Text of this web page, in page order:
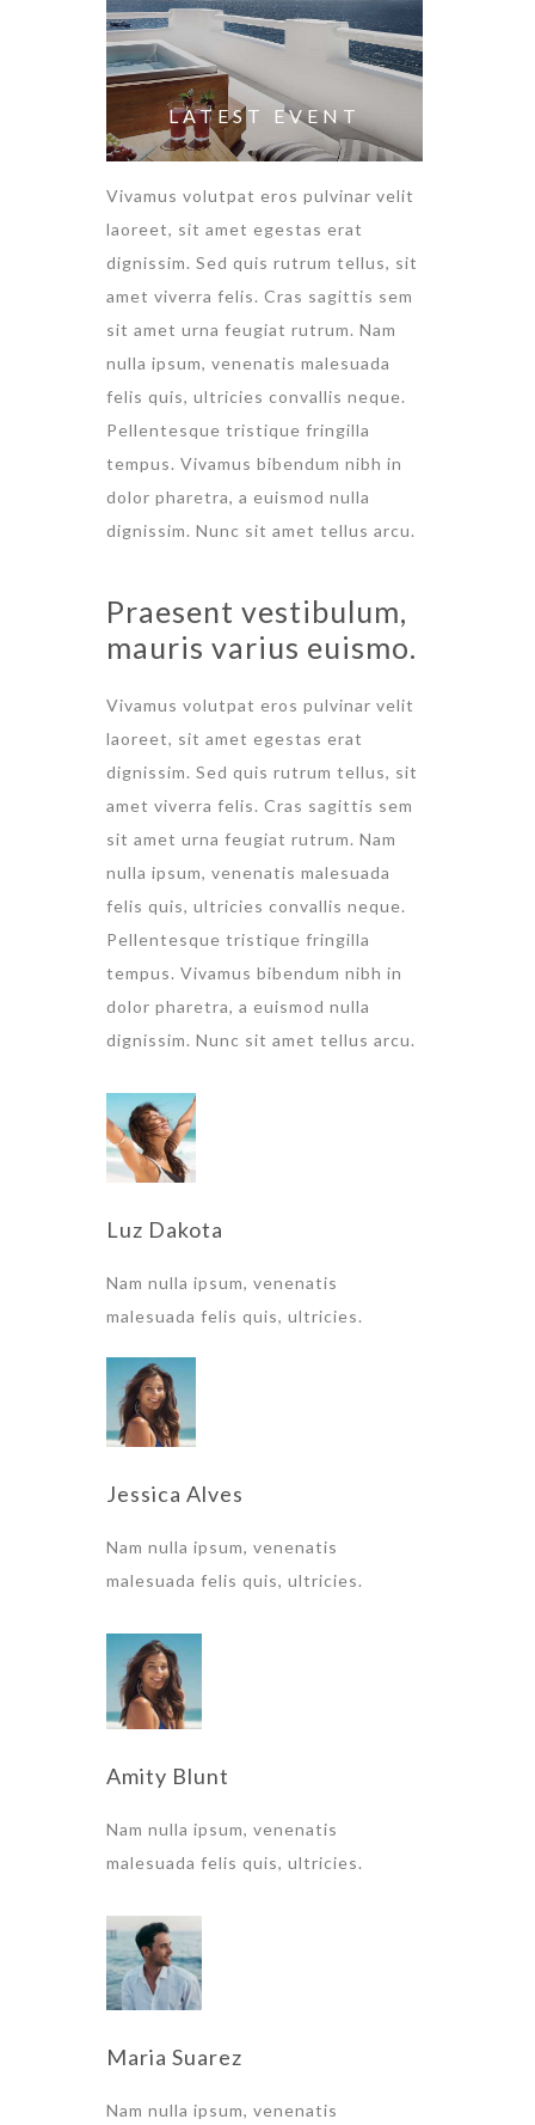
LATEST EVENT
Vivamus volutpat eros pulvinar velit
laoreet, sit amet egestas erat
dignissim. Sed quis rutrum tellus, sit
amet viverra felis. Cras sagittis sem
sit amet urna feugiat rutrum. Nam
nulla ipsum, venenatis malesuada
felis quis, ultricies convallis neque.
Pellentesque tristique fringilla
tempus. Vivamus bibendum nibh in
dolor pharetra, a euismod nulla
dignissim. Nunc sit amet tellus arcu.
Praesent vestibulum,
mauris varius euismo.
Vivamus volutpat eros pulvinar velit
laoreet, sit amet egestas erat
dignissim. Sed quis rutrum tellus, sit
amet viverra felis. Cras sagittis sem
sit amet urna feugiat rutrum. Nam
nulla ipsum, venenatis malesuada
felis quis, ultricies convallis neque.
Pellentesque tristique fringilla
tempus. Vivamus bibendum nibh in
dolor pharetra, a euismod nulla
dignissim. Nunc sit amet tellus arcu.
Luz Dakota
Nam nulla ipsum, venenatis
malesuada felis quis, ultricies.
Jessica Alves
Nam nulla ipsum, venenatis
malesuada felis quis, ultricies.
Amity Blunt
Nam nulla ipsum, venenatis
malesuada felis quis, ultricies.
Maria Suarez
Nam nulla ipsum, venenatis